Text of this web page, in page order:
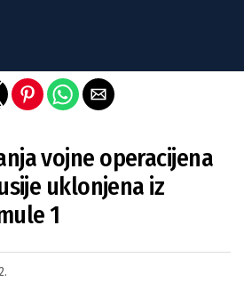
vojne operacijena
uklonjena iz
1